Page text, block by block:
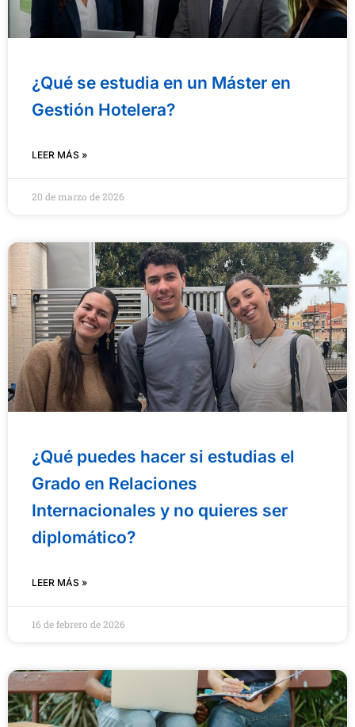
¿Qué se estudia en un Máster en
Gestión Hotelera?
LEER MÁS »
20 de marzo de 2026
¿Qué puedes hacer si estudias el
Grado en Relaciones
Internacionales y no quieres ser
diplomático?
LEER MÁS »
16 de febrero de 2026